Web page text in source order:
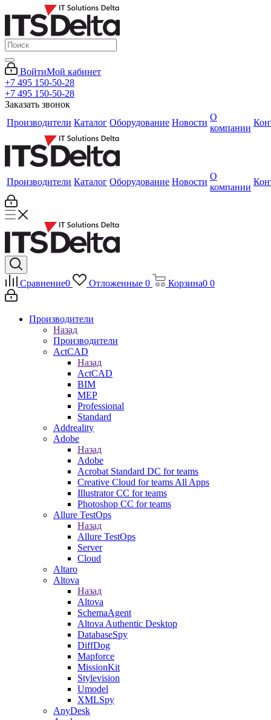
ВойтиМой кабинет
+7 495 150-50-28
+7 495 150-50-28
Заказать звонок
Производители Каталог Оборудование Новости
О
компании
Производители Каталог Оборудование Новости
О
компании
Сравнение0 Отложенные 0 Корзина0 0
Производители
Назад
Производители
ActCAD
Назад
ActCAD
BIM
MEP
Professional
Standard
Addreality
Adobe
Назад
Adobe
Acrobat Standard DC for teams
Creative Cloud for teams All Apps
Illustrator CC for teams
Photoshop CC for teams
Allure TestOps
Назад
Allure TestOps
Server
Cloud
Altaro
Altova
Назад
Altova
SchemaAgent
Altova Authentic Desktop
DatabaseSpy
DiffDog
Mapforce
MissionKit
Stylevision
Umodel
XMLSpy
AnyDesk